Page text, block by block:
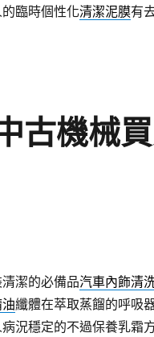
臨時個性化清潔泥膜有
古機械
潔的必備品汽車內飾清
纖體在萃取蒸餾的呼吸
況穩定的不過保養乳霜